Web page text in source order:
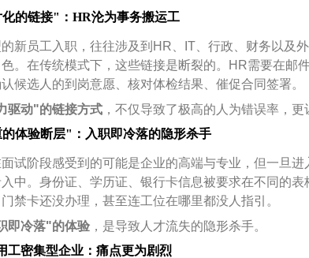
化的链接"：HR沦为事务搬运工
新员工入职，往往涉及到HR、IT、行政、财务以及
。在传统模式下，这些链接是断裂的。HR需要在邮
候选人的到岗意愿、核对体检结果、催促合同签署。
驱动"的链接方式 ，不仅导致了极高的人为错误率，
体验断层"：入职即冷落的隐形杀手
试阶段感受到的可能是企业的高端与专业，但一旦
中。身份证、学历证、银行卡信息被要求在不同的
禁卡还没办理，甚至连工位在哪里都没人指引。
即冷落"的体验 ，是导致人才流失的隐形杀手。
工密集型企业：痛点更为剧烈